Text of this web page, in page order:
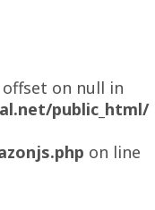
on null in
public_html/
on line